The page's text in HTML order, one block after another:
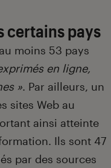
certains pays
moins 53 pays
en ligne,
». Par ailleurs, un
sites Web au
ainsi atteinte
Ils sont 47
par des sources